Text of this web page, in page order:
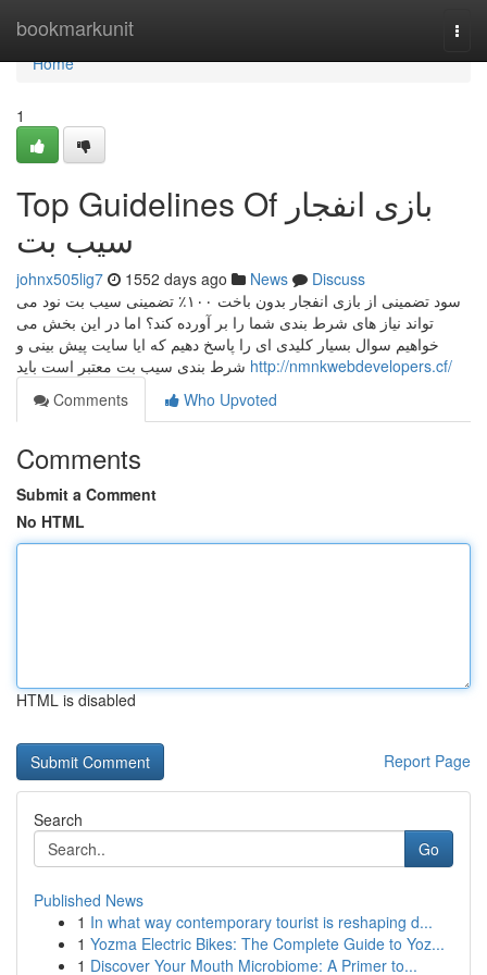
bookmarkunit
Home
Home
1
Top Guidelines Of بازی انفجار
سیب بت
johnx505lig7 1552 days ago News
Discuss
سود تضمینی از بازی انفجار بدون باخت ۱۰۰٪ تضمینی سیب بت نود می
تواند نیاز های شرط بندی شما را بر آورده کند؟ اما در این بخش می
خواهیم سوال بسیار کلیدی ای را پاسخ دهیم که ایا سایت پیش بینی و
http://nmnkwebdevelopers.cf/
Comments
Who Upvoted
Comments
Submit a Comment
No HTML
HTML is disabled
Report Page
Search
Go
Published News
1 In what way contemporary tourist is reshaping d...
1 Yozma Electric Bikes: The Complete Guide to Yoz...
1 Discover Your Mouth Microbiome: A Primer to...